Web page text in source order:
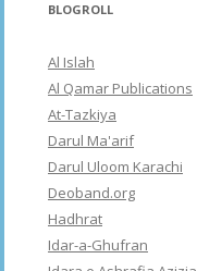
BLOGROLL
Al Islah
Al Qamar Publications
At-Tazkiya
Darul Ma'arif
Darul Uloom Karachi
Deoband.org
Hadhrat
Idar-a-Ghufran